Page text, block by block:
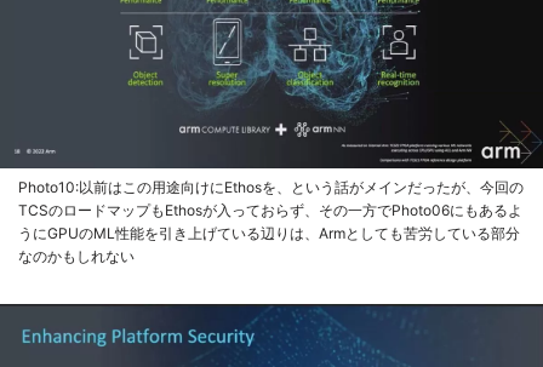
Photo10:以前はこの用途向けにEthosを、という話がメインだったが、今回の
TCSのロードマップもEthosが入っておらず、その一方でPhoto06にもあるよ
うにGPUのML性能を引き上げている辺りは、Armとしても苦労している部分
なのかもしれない